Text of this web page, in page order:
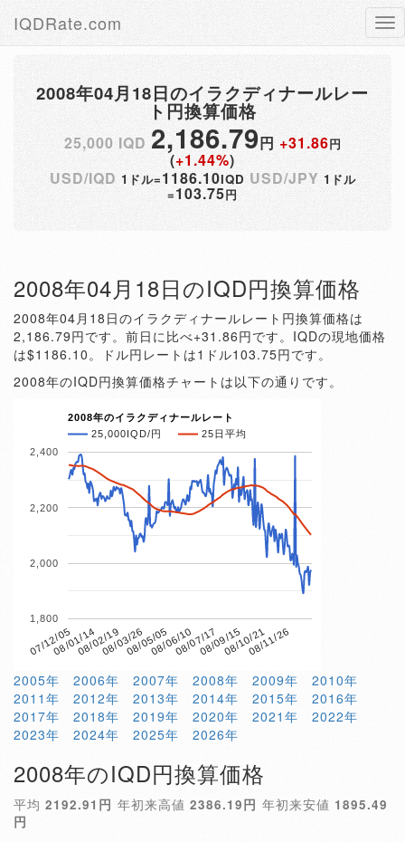
IQDRate.com
2008年04月18日のイラクディナールレー
ト円換算価格
25,000 IQD 2,186.79円 +31.86円
(+1.44%)
USD/IQD 1ドル=1186.10IQD USD/JPY 1ドル
=103.75円
2008年04月18日のIQD円換算価格
2008年04月18日のイラクディナールレート円換算価格は
2,186.79円です。前日に比べ+31.86円です。IQDの現地価格
は$1186.10。ドル円レートは1ドル103.75円です。
2008年のIQD円換算価格チャートは以下の通りです。
2008年のイラクディナールレート
25,000IQD/円
25日平均
07/12/0508/01/1408/02/1908/03/2608/05/0508/06/1008/07/1708/09/1508/10/2108/11/26
1,800
2,000
2,200
2,400
2005年 2006年 2007年 2008年 2009年
2010年
2011年
2012年 2013年 2014年 2015年
2016年
2017年
2018年 2019年 2020年 2021年
2022年
2023年
2024年 2025年 2026年
2008年のIQD円換算価格
平均 2192.91円 年初来高値 2386.19円 年初来安値 1895.49
円